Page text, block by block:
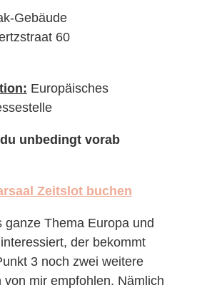
Gebäude
60
Europäisches
unbedingt vorab
Zeitslot buchen
ganze Thema Europa und
der bekommt
3 noch zwei weitere
von mir empfohlen. Nämlich